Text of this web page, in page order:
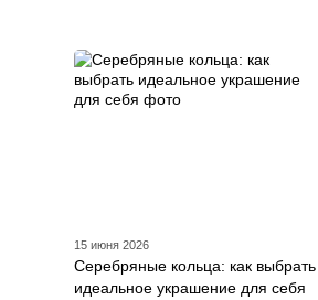
15 июня 2026
Серебряные кольца: как выбрать
идеальное украшение для себя